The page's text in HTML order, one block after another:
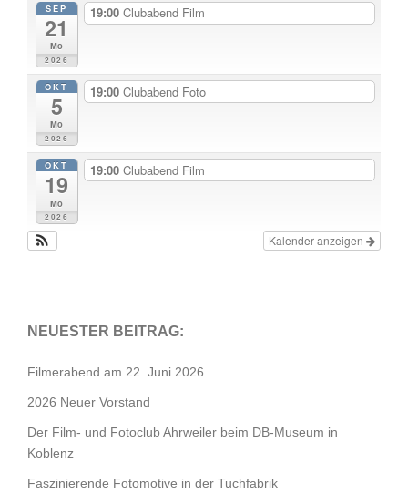
SEP
21
Mo
2026
19:00 Clubabend Film
OKT
5
Mo
2026
19:00 Clubabend Foto
OKT
19
Mo
2026
19:00 Clubabend Film
Kalender anzeigen
NEUESTER BEITRAG:
Filmerabend am 22. Juni 2026
2026 Neuer Vorstand
Der Film- und Fotoclub Ahrweiler beim DB-Museum in
Koblenz
Faszinierende Fotomotive in der Tuchfabrik